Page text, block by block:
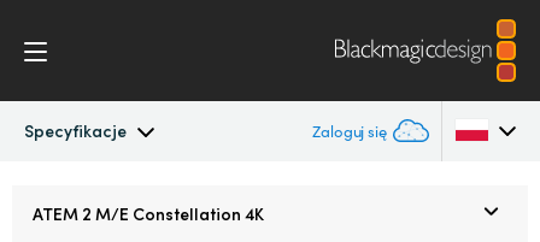
Specyfikacje Zaloguj się
ATEM 2 M/E Constellation 4K